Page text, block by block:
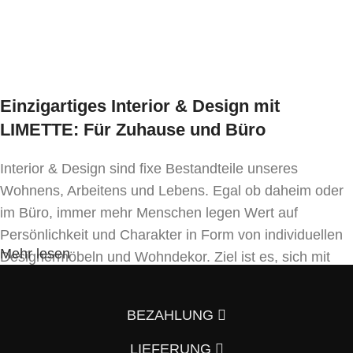
Einzigartiges Interior & Design mit
LIMETTE: Für Zuhause und Büro
Interior & Design sind fixe Bestandteile unseres
Wohnens, Arbeitens und Lebens. Egal ob daheim oder
im Büro, immer mehr Menschen legen Wert auf
Persönlichkeit und Charakter in Form von individuellen
Designermöbeln und Wohndekor. Ziel ist es, sich mit
von der Masse abzuheben.
Mehr lesen
BEZAHLUNG
LIEFERUNG